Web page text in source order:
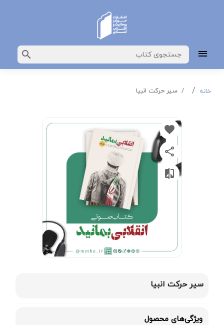
خانه سیر حرکت انبیا
سیر حرکت انبیا
ویژگی‌های محصول